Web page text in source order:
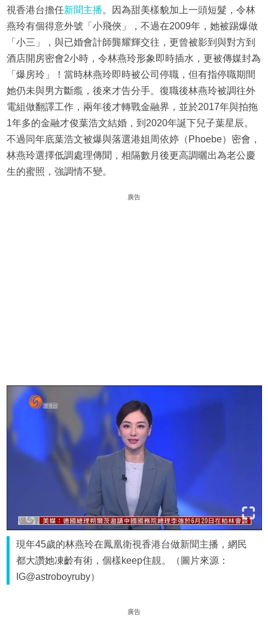
視香港台擔任新聞主播。因為甜美樣貌加上一頭短髮，令林
燕玲有個得意外號「小飛俠」，不過在2009年，她被踢爆做
「小三」，與已婚會計師龔耀輝交往，更曾被影到與對方到
酒店開房密會2小時，令林燕玲形象即時插水，更被傳媒封為
「爆房玲」！當時林燕玲即時被公司停職，但有指停職期間
她仍未與男方斷䌫，後來才告分手。復職後林燕玲被調往外
電組做翻譯工作，兩年後才轉戰金融界，並於2017年與拍拖
1年多的金融才俊葉浩文結婚，到2020年誕下兒子葉星辰。
不過同年底葉浩文被爆與落選港姐周依婷（Phoebe）密會，
林燕玲選擇低調處理傳聞，相隔數月後更高調曬出為老公慶
生的蜜照，強調情不變。
廣告
現年45歲的林燕玲在鳳凰衛視香港台做新聞主播，網民
都大讚她凍齡有術，個樣keep住靚。（圖片來源：
IG@astroboyruby）
廣告